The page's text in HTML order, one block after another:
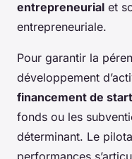
entrepreneurial et
entrepreneuriale.
Pour garantir la
développement
financement de
fonds ou les
déterminant. Le
performances